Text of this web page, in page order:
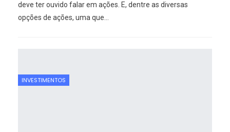
deve ter ouvido falar em ações. E, dentre as diversas
opções de ações, uma que…
INVESTIMENTOS